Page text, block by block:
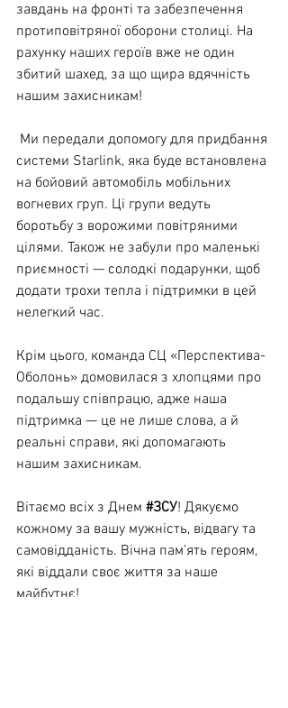
завдань на фронті та забезпечення
протиповітряної оборони столиці. На
рахунку наших героїв вже не один
збитий шахед, за що щира вдячність
нашим захисникам!
Ми передали допомогу для придбання
системи Starlink, яка буде встановлена
на бойовий автомобіль мобільних
вогневих груп. Ці групи ведуть
боротьбу з ворожими повітряними
цілями. Також не забули про маленькі
приємності — солодкі подарунки, щоб
додати трохи тепла і підтримки в цей
нелегкий час.
Крім цього, команда СЦ «Перспектива-
Оболонь» домовилася з хлопцями про
подальшу співпрацю, адже наша
підтримка — це не лише слова, а й
реальні справи, які допомагають
нашим захисникам.
Вітаємо всіх з Днем #ЗСУ! Дякуємо
кожному за вашу мужність, відвагу та
самовідданість. Вічна пам’ять героям,
які віддали своє життя за наше
майбутнє!